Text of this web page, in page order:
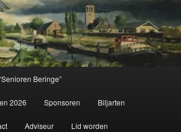
Beringe”
2026 Sponsoren Biljarten
Adviseur Lid worden